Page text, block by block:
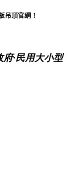
吊頂官網！
府·民用大小型